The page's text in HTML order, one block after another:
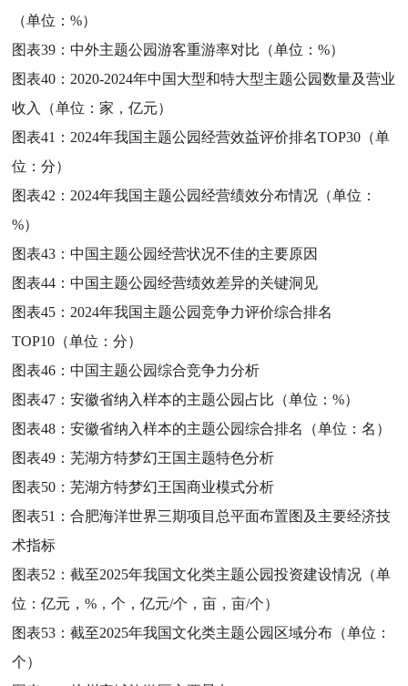
（单位：%）
图表39：中外主题公园游客重游率对比（单位：%）
图表40： 2020-2024年中国大型和特大型主题公园数量及营业
收入（单位：家，亿元）
图表41： 2024年我国主题公园经营效益评价排名TOP30（单
位：分）
图表42： 2024年我国主题公园经营绩效分布情况（单位：
%）
图表43：中国主题公园经营状况不佳的主要原因
图表44：中国主题公园经营绩效差异的关键洞见
图表45： 2024年我国主题公园竞争力评价综合排名
TOP10（单位：分）
图表46：中国主题公园综合竞争力分析
图表47：安徽省纳入样本的主题公园占比（单位：%）
图表48：安徽省纳入样本的主题公园综合排名（单位：名）
图表49：芜湖方特梦幻王国主题特色分析
图表50：芜湖方特梦幻王国商业模式分析
图表51：合肥海洋世界三期项目总平面布置图及主要经济技
术指标
图表52：截至2025年我国文化类主题公园投资建设情况（单
位：亿元，%，个，亿元/个，亩，亩/个）
图表53：截至2025年我国文化类主题公园区域分布（单位：
个）